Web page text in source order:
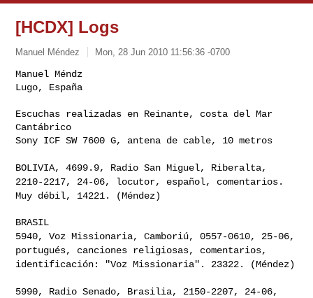
[HCDX] Logs
Manuel Méndez Mon, 28 Jun 2010 11:56:36 -0700
Manuel Méndz
Lugo, España
Escuchas realizadas en Reinante, costa del Mar
Cantábrico
Sony ICF SW 7600 G, antena de cable, 10 metros
BOLIVIA, 4699.9, Radio San Miguel, Riberalta,
2210-2217, 24-06, locutor, español, comentarios.
Muy débil, 14221. (Méndez)
5940, Voz Missionaria, Camboriú, 0557-0610, 25-06,
portugués, canciones religiosas, comentarios,
identificación: "Voz Missionaria". 23322. (Méndez)
5990, Radio Senado, Brasilia, 2150-2207, 24-06,